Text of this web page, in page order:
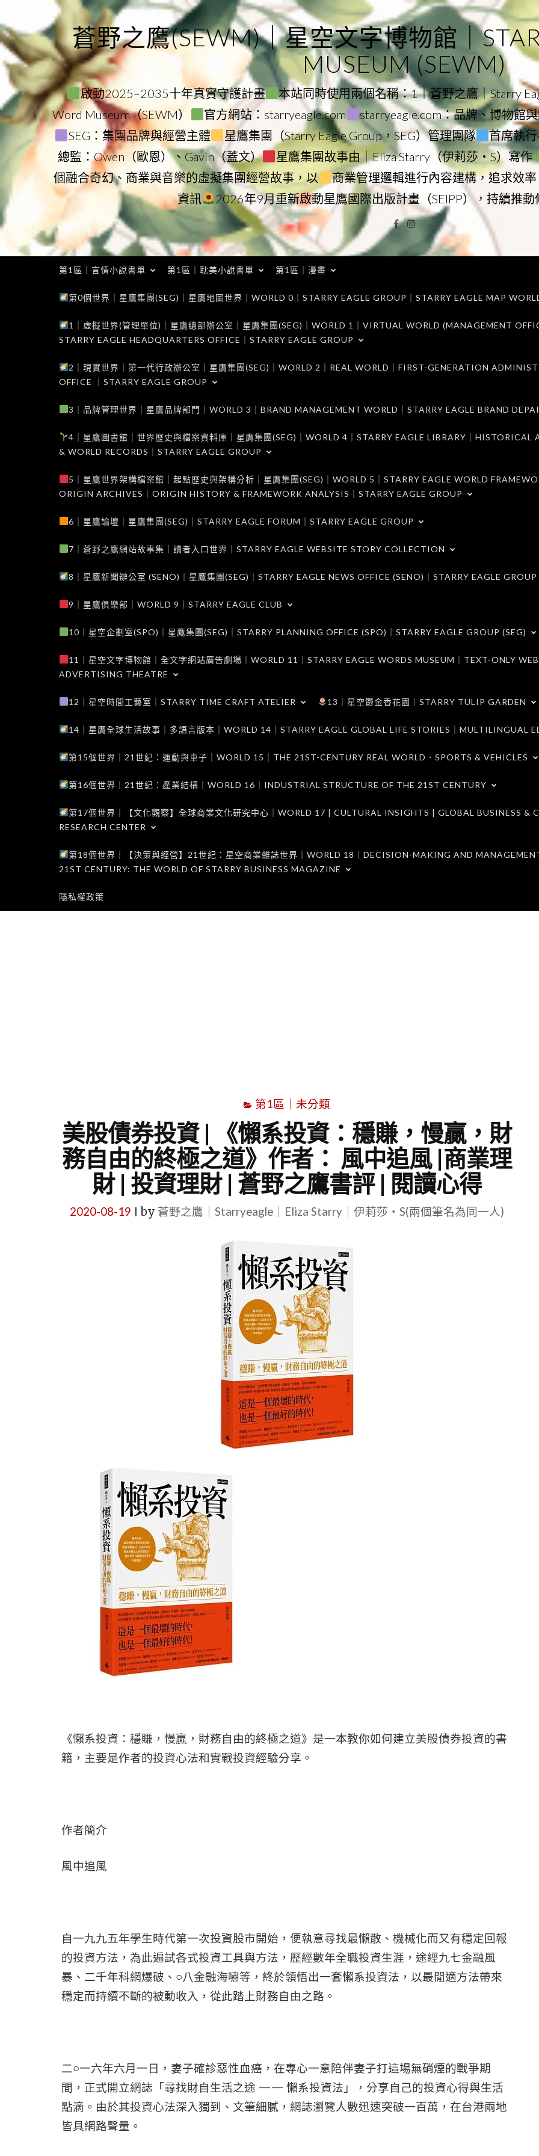
to
content
蒼野之鷹(SEWM)｜星空文字博物館｜
MUSEUM (SEWM)
啟動2025–2035十年真實守護計畫
本站同時使用兩個名稱：1｜蒼野之鷹｜Starry
Word Museum（SEWM）
官方網站：starryeagle.com starryeagle.com：品牌、博物館
SEG：集團品牌與經營主體
星鷹集團（Starry Eagle Group，SEG）管理團隊 首席執
總監：Owen（歐恩）、Gavin（蓋文）
星鷹集團故事由｜Eliza Starry（伊莉莎・S）寫作
個融合奇幻、商業與音樂的虛擬集團經營故事，以
商業管理邏輯進行內容建構，追求效
資訊
2026年9月重新啟動星鷹國際出版計畫（SEIPP），持續推
Facebook
Instagram
第1區｜言情小說書單 第1區｜耽美小說書單 第1區｜漫畫
第0個世界｜星鷹集團(SEG)｜星鷹地圖世界｜WORLD 0｜STARRY EAGLE GROUP｜STARRY EAGLE MAP
1｜虛擬世界(管理單位)｜星鷹總部辦公室｜星鷹集團(SEG)｜WORLD 1｜VIRTUAL WORLD (MANAGEMENT
STARRY EAGLE HEADQUARTERS OFFICE｜STARRY EAGLE GROUP
2｜現實世界｜第一代行政辦公室｜星鷹集團(SEG)｜WORLD 2｜REAL WORLD｜FIRST-GENERATION
OFFICE ｜STARRY EAGLE GROUP
3｜品牌管理世界｜星鷹品牌部門｜WORLD 3｜BRAND MANAGEMENT WORLD｜STARRY EAGLE BRAND
4｜星鷹圖書館｜世界歷史與檔案資料庫｜星鷹集團(SEG)｜WORLD 4｜STARRY EAGLE LIBRARY｜HISTORICAL
& WORLD RECORDS｜STARRY EAGLE GROUP
5｜星鷹世界架構檔案館｜起點歷史與架構分析｜星鷹集團(SEG)｜WORLD 5｜STARRY EAGLE WORLD
ORIGIN ARCHIVES｜ORIGIN HISTORY & FRAMEWORK ANALYSIS｜STARRY EAGLE GROUP
6｜星鷹論壇｜星鷹集團(SEG)｜STARRY EAGLE FORUM｜STARRY EAGLE GROUP
7｜蒼野之鷹網站故事集｜讀者入口世界｜STARRY EAGLE WEBSITE STORY COLLECTION
8｜星鷹新聞辦公室 (SENO)｜星鷹集團(SEG)｜STARRY EAGLE NEWS OFFICE (SENO)｜STARRY EAGLE GROUP
9｜星鷹俱樂部｜WORLD 9｜STARRY EAGLE CLUB
10｜星空企劃室(SPO)｜星鷹集團(SEG)｜STARRY PLANNING OFFICE (SPO)｜STARRY EAGLE GROUP (SEG)
11｜星空文字博物館｜全文字網站廣告劇場｜WORLD 11｜STARRY EAGLE WORDS MUSEUM｜TEXT-ONLY
ADVERTISING THEATRE
12｜星空時間工藝室｜STARRY TIME CRAFT ATELIER 13｜星空鬱金香花園｜STARRY TULIP GARDEN
14｜星鷹全球生活故事｜多語言版本｜WORLD 14｜STARRY EAGLE GLOBAL LIFE STORIES｜MULTILINGUAL
第15個世界｜21世紀：運動與車子｜WORLD 15｜THE 21ST-CENTURY REAL WORLD．SPORTS & VEHICLES
第16個世界｜21世紀：產業結構｜WORLD 16｜INDUSTRIAL STRUCTURE OF THE 21ST CENTURY
第17個世界｜【文化觀察】全球商業文化研究中心｜WORLD 17 | CULTURAL INSIGHTS | GLOBAL BUSINESS &
RESEARCH CENTER
第18個世界｜【決策與經營】21世紀：星空商業雜誌世界｜WORLD 18｜DECISION-MAKING AND
21ST CENTURY: THE WORLD OF STARRY BUSINESS MAGAZINE
隱私權政策
第1區｜未分類
美股債券投資 | 《懶系投資：穩賺，慢贏，財
務自由的終極之道》作者： 風中追風 |商業理
財 | 投資理財 | 蒼野之鷹書評 | 閱讀心得
2020-08-19 by 蒼野之鷹｜Starryeagle｜Eliza Starry｜伊莉莎・S(兩個筆名為同一人)
《懶系投資：穩賺，慢贏，財務自由的終極之道》是一本教你如何建立美股債券投資的書
籍，主要是作者的投資心法和實戰投資經驗分享。
作者簡介
風中追風
自一九九五年學生時代第一次投資股市開始，便執意尋找最懶散、機械化而又有穩定回報
的投資方法，為此遍試各式投資工具與方法，歷經數年全職投資生涯，途經九七金融風
暴、二千年科網爆破、○八金融海嘯等，終於領悟出一套懶系投資法，以最閒適方法帶來
穩定而持續不斷的被動收入，從此踏上財務自由之路。
二○一六年六月一日，妻子確診惡性血癌，在專心一意陪伴妻子打這場無硝煙的戰爭期
間，正式開立網誌「尋找財自生活之途 —— 懶系投資法」，分享自己的投資心得與生活
點滴。由於其投資心法深入獨到、文筆細膩，網誌瀏覽人數迅速突破一百萬，在台港兩地
皆具網路聲量。